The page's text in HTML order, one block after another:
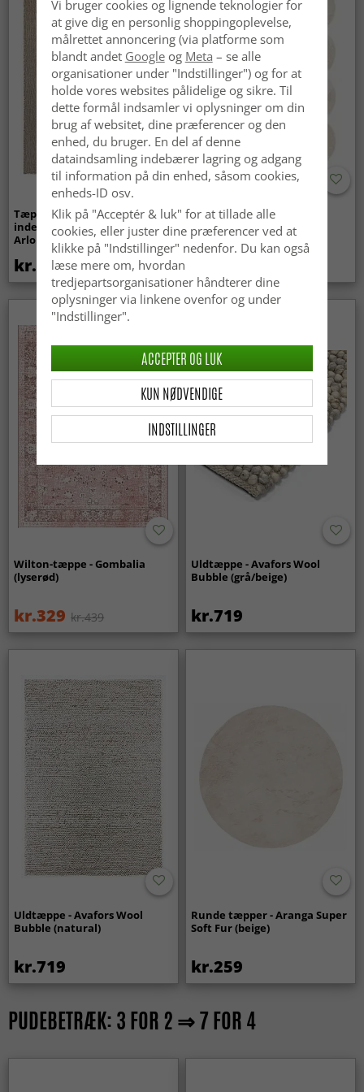
Tæpper til
indendørs/udendørs brug -
Arlo (beige)
kr.439
Bølget ryatæppe - Aranga
Super Soft Fur (beige)
Wilton-tæppe - Gombalia
(lyserød)
kr.329 kr.439
Uldtæppe - Avafors Wool
Bubble (grå/beige)
kr.719
Uldtæppe - Avafors Wool
Bubble (natural)
kr.719
Runde tæpper - Aranga Super
Soft Fur (beige)
kr.259
PUDEBETRÆK: 3 FOR 2 ⇒ 7 FOR 4
Vi bruger cookies og lignende teknologier for
at give dig en personlig shoppingoplevelse,
målrettet annoncering (via platforme som
blandt andet Googleog Meta – se alle
organisationer under "Indstillinger") og for at
holde vores websites pålidelige og sikre. Til
dette formål indsamler vi oplysninger om din
brug af websitet, dine præferencer og den
enhed, du bruger. En del af denne
dataindsamling indebærer lagring og adgang
til information på din enhed, såsom cookies,
enheds-ID osv.
Klik på "Acceptér & luk" for at tillade alle
cookies, eller juster dine præferencer ved at
klikke på "Indstillinger" nedenfor. Du kan også
læse mere om, hvordan
tredjepartsorganisationer håndterer dine
oplysninger via linkene ovenfor og under
"Indstillinger".
INDSTILLINGER
KUN NØDVENDIGE
ACCEPTER OG LUK